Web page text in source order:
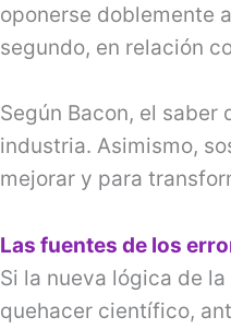
oponerse doblemente
segundo, en relación
Según Bacon, el
industria. Asimismo,
mejorar y para
Las fuentes de los
Si la nueva lógica de
quehacer científico,